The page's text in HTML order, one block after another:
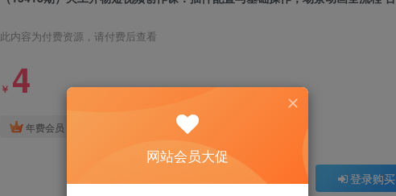
此内容为付费资源，请付费后查看
￥ 4
年费会员 免费
登录购买
网站会员大促